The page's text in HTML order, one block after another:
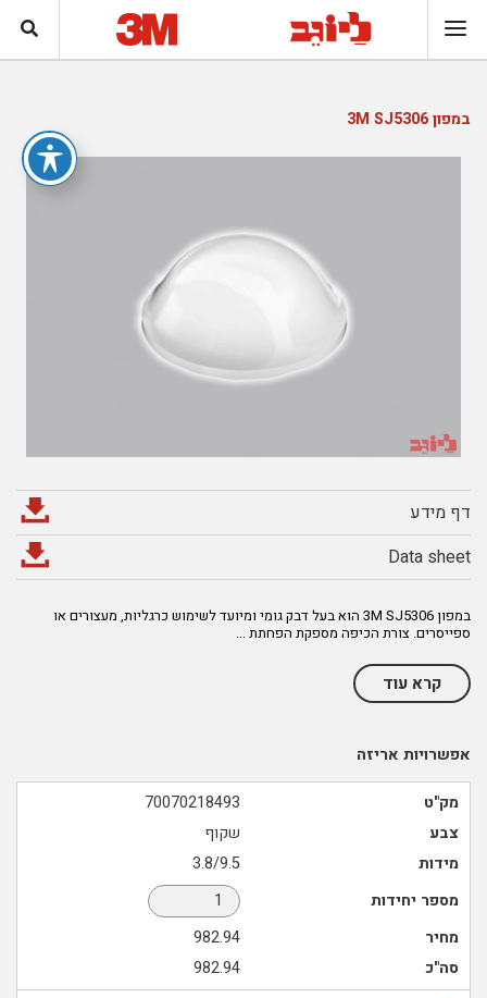
במפון 3M SJ5306
דף מידע
Data sheet
במפון 3M SJ5306 הוא בעל דבק גומי ומיועד לשימוש כרגליות, מעצורים או
ספייסרים. צורת הכיפה מספקת הפחתת...
קרא עוד
אפשרויות אריזה
מק"ט
70070218493
צבע
שקוף
מידות
3.8/9.5
מספר יחידות
מחיר
982.94
סה"כ
982.94